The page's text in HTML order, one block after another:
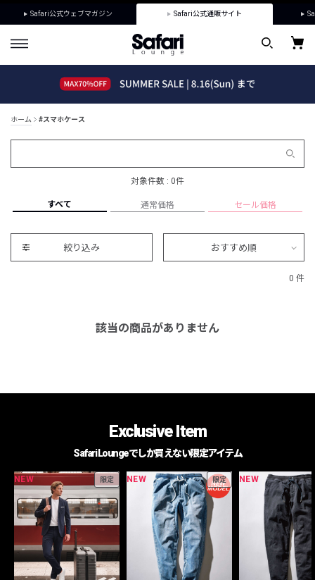
Safari公式ウェブマガジン Safari公式通販サイト
ホーム #スマホケース
対象件数 : 0件
すべて 通常価格 セール価格
絞り込み おすすめ順
0 件
該当の商品がありません
Exclusive Item
Safari Loungeでしか買えない限定アイテム
NEW 限定 NEW 限定 NEW